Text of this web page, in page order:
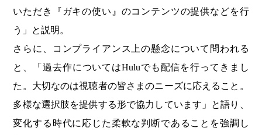
いただき『ガキの使い』のコンテンツの提供などを行
う」と説明。
さらに、コンプライアンス上の懸念について問われる
と、「過去作についてはHuluでも配信を行ってきまし
た。大切なのは視聴者の皆さまのニーズに応えること。
多様な選択肢を提供する形で協力しています」と語り、
変化する時代に応じた柔軟な判断であることを強調し